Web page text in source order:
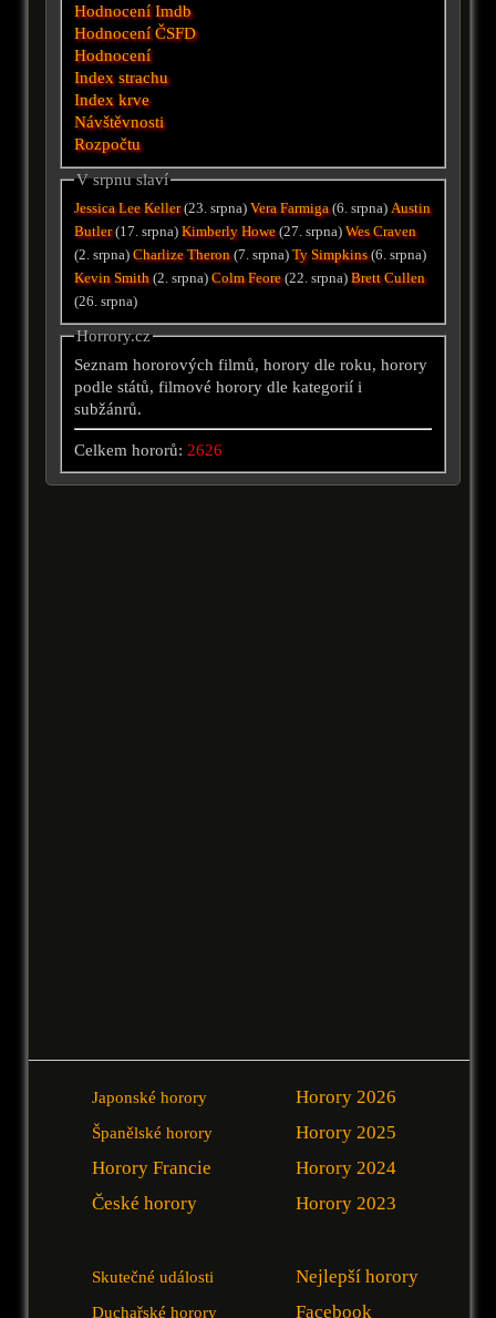
Hodnocení Imdb
Hodnocení ČSFD
Hodnocení
Index strachu
Index krve
Návštěvnosti
Rozpočtu
V srpnu slaví
Jessica Lee Keller(23. srpna)Vera Farmiga(6. srpna)Austin
Butler(17. srpna)Kimberly Howe(27. srpna)Wes Craven
(2. srpna)Charlize Theron(7. srpna)Ty Simpkins(6. srpna)
Kevin Smith(2. srpna)Colm Feore(22. srpna)Brett Cullen
(26. srpna)
Horrory.cz
Seznam hororových filmů, horory dle roku, horory
podle států, filmové horory dle kategorií i
subžánrů.
Celkem hororů: 2626
Japonské horory
Španělské horory
Horory Francie
České horory
Horory 2026
Horory 2025
Horory 2024
Horory 2023
Skutečné události
Duchařské horory
Nejlepší horory
Facebook